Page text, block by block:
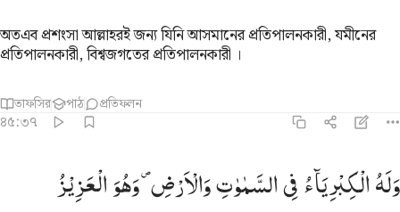
অতএব প্রশংসা আল্লাহরই জন্য যিনি আসমানের প্রতিপালনকারী, যমীনের
প্রতিপালনকারী, বিশ্বজগতের প্রতিপালনকারী ।
তাফসির পাঠ প্রতিফলন
৪৫:৩৭
وله الكبرياء في السماوات والارض وهو العزيز الحكيم ٣٧
وَلَهُ ٱلْكِبْرِيَآءُ فِى ٱلسَّمَـٰوَٰتِ وَٱلْأَرْضِ ۖ وَهُوَ ٱلْعَزِيزُ ٱلْحَكِيمُ ٣٧
وَلَهُالْكِبْرِیَآءُفِیالسَّمٰوٰتِوَالْاَرْضِ ۪ وَهُوَالْعَزِیْزُ